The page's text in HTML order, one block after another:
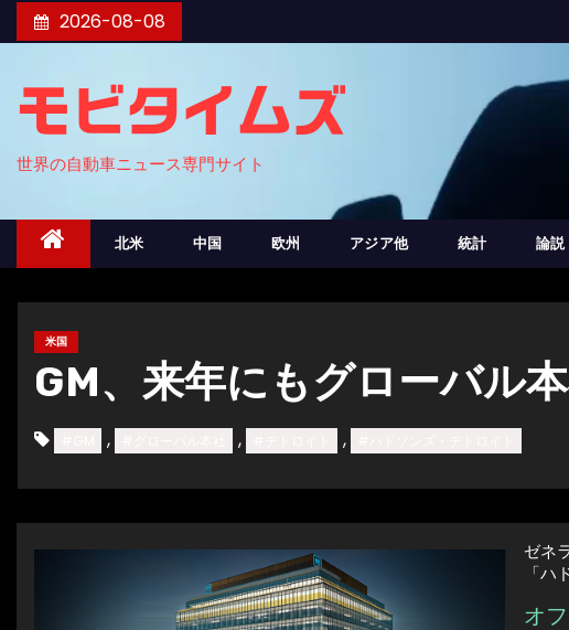
ン
2026-08-08
モビタイムズ
世界の自動車ニュース専門サイト
北米 中国 欧州 アジア他 統計 論説
米国
GM、来年にもグローバル
, , ,
ゼネ
「
オ